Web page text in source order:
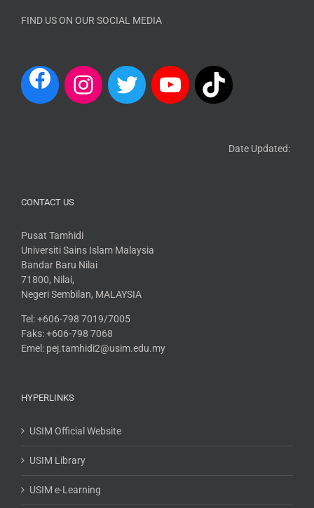
FIND US ON OUR SOCIAL MEDIA
Date Updated: 13
CONTACT US
Pusat Tamhidi
Universiti Sains Islam Malaysia
Bandar Baru Nilai
71800, Nilai,
Negeri Sembilan, MALAYSIA
Tel: +606-798 7019/7005
Faks: +606-798 7068
Emel: pej.tamhidi2@usim.edu.my
HYPERLINKS
USIM Official Website
USIM Library
USIM e-Learning